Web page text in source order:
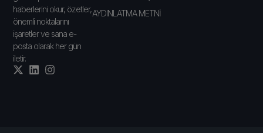
haberlerini okur, özetler,
önemli noktalarını
işaretler ve sana e-
posta olarak her gün
iletir.
AYDINLATMA METNİ